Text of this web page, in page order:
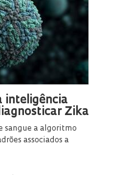
inteligência
Zika
sangue a algoritmo
associados a